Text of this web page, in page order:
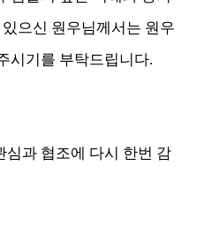
으신 원우님께서는 원우
시기를 부탁드립니다.
심과 협조에 다시 한번 감